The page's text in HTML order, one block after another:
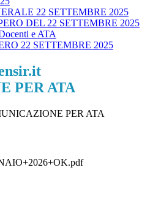
22 SETTEMBRE 2025
DEL 22 SETTEMBRE 2025
e ATA
22 SETTEMBRE 2025
PER ATA
PER ATA